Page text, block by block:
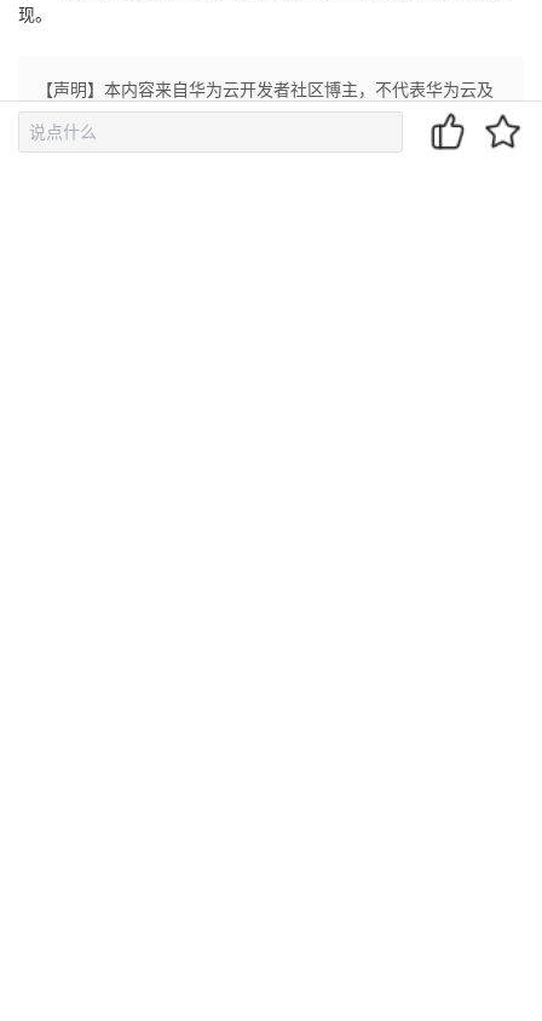
现。
【声明】本内容来自华为云开发者社区博主，不代表华为云及
华为云开发者社区的观点和立场。转载时必须标注文章的来源
（华为云社区）、文章链接、文章作者等基本信息，否则作者